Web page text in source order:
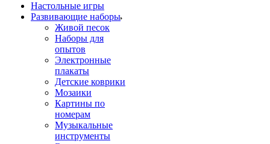
Настольные игры
Развивающие наборы
Живой песок
Наборы для
опытов
Электронные
плакаты
Детские коврики
Мозаики
Картины по
номерам
Музыкальные
инструменты